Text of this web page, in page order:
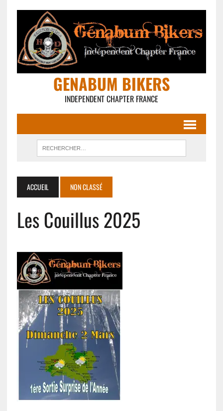
GENABUM BIKERS
INDEPENDENT CHAPTER FRANCE
ACCUEIL NON CLASSÉ
Les Couillus 2025